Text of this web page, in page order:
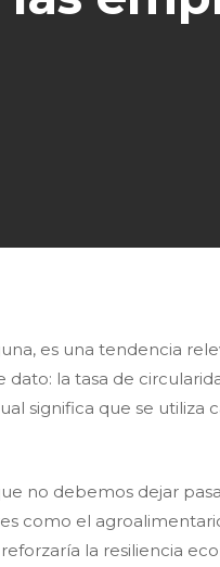
es una tendencia
dato: la tasa de
significa que se
no debemos dejar
como el
la resiliencia